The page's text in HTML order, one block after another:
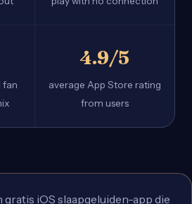
fan
4.9/5
average App Store rating
from users
gratis iOS slaapgeluiden-app die